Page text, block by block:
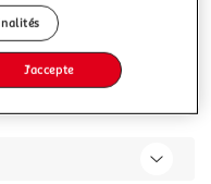
Ajouter au panier
Ajouter à une liste
J'accepte